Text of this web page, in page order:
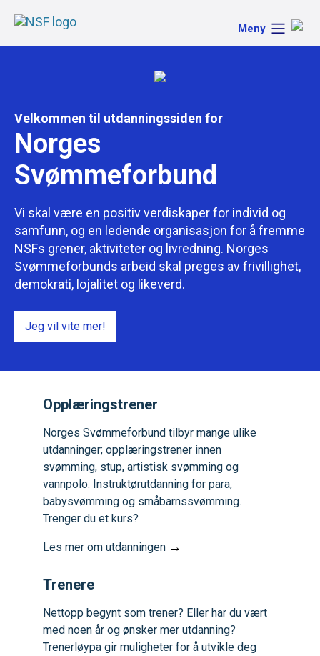
Meny
Velkommen til utdanningssiden for
Norges
Svømmeforbund
Vi skal være en positiv verdiskaper for individ og
samfunn, og en ledende organisasjon for å fremme
NSFs grener, aktiviteter og livredning. Norges
Svømmeforbunds arbeid skal preges av frivillighet,
demokrati, lojalitet og likeverd.
Jeg vil vite mer!
Opplæringstrener
Norges Svømmeforbund tilbyr mange ulike
utdanninger; opplæringstrener innen
svømming, stup, artistisk svømming og
vannpolo. Instruktørutdanning for para,
babysvømming og småbarnssvømming.
Trenger du et kurs?
Les mer om utdanningen →
Trenere
Nettopp begynt som trener? Eller har du vært
med noen år og ønsker mer utdanning?
Trenerløypa gir muligheter for å utvikle deg